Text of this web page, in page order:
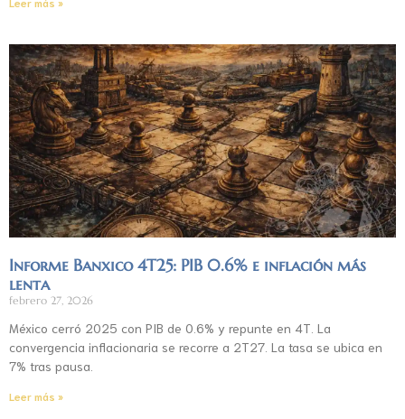
Informe Banxico 4T25: PIB 0.6% e inflación más
lenta
febrero 27, 2026
México cerró 2025 con PIB de 0.6% y repunte en 4T. La
convergencia inflacionaria se recorre a 2T27. La tasa se ubica en
7% tras pausa.
Leer más »